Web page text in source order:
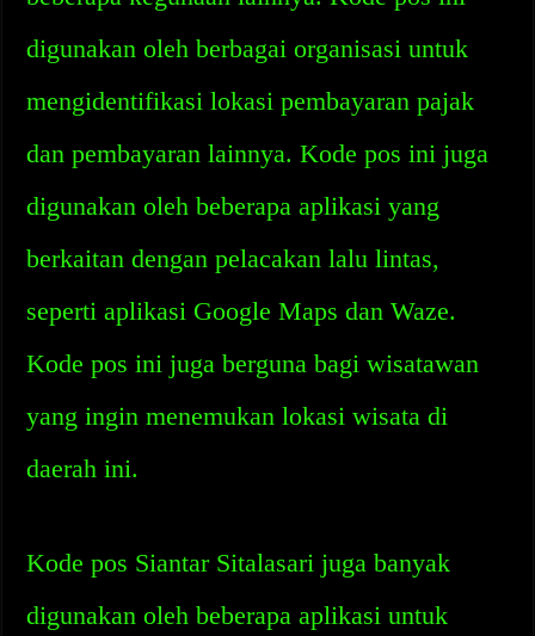
digunakan oleh berbagai organisasi untuk
mengidentifikasi lokasi pembayaran pajak
dan pembayaran lainnya. Kode pos ini juga
digunakan oleh beberapa aplikasi yang
berkaitan dengan pelacakan lalu lintas,
seperti aplikasi Google Maps dan Waze.
Kode pos ini juga berguna bagi wisatawan
yang ingin menemukan lokasi wisata di
daerah ini.
Kode pos Siantar Sitalasari juga banyak
digunakan oleh beberapa aplikasi untuk